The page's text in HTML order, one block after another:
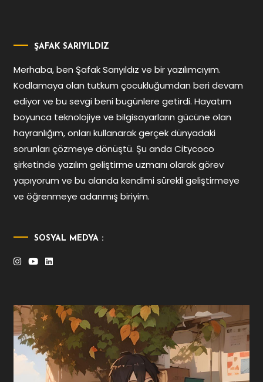
ŞAFAK SARIYILDIZ
Merhaba, ben Şafak Sarıyıldız ve bir yazılımcıyım.
Kodlamaya olan tutkum çocukluğumdan beri devam
ediyor ve bu sevgi beni bugünlere getirdi. Hayatım
boyunca teknolojiye ve bilgisayarların gücüne olan
hayranlığım, onları kullanarak gerçek dünyadaki
sorunları çözmeye dönüştü. Şu anda Citycoco
şirketinde yazılım geliştirme uzmanı olarak görev
yapıyorum ve bu alanda kendimi sürekli geliştirmeye
ve öğrenmeye adanmış biriyim.
SOSYAL MEDYA :